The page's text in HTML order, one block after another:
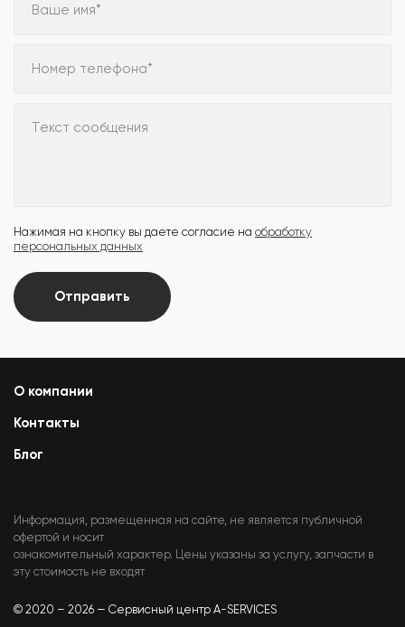
Ваше имя*
Номер телефона*
Текст сообщения
Нажимая на кнопку вы даете согласие на обработку
персональных данных
Отправить
О компании
Контакты
Блог
Информация, размещенная на сайте, не является публичной
офертой и носит
ознакомительный характер. Цены указаны за услугу, запчасти в
эту стоимость не входят
© 2020 – 2026 — Сервисный центр A-SERVICES